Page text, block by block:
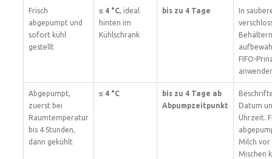
Frisch
abgepumpt und
sofort kühl
gestellt
≤ 4 °C, ideal
hinten im
Kühlschrank
bis zu 4 Tage
In
Behältern
FIFO-
Abgepumpt,
zuerst bei
Raumtemperatur
bis 4 Stunden,
dann gekühlt
≤ 4 °C
bis zu 4 Tage ab
Abpumpzeitpunkt
Datum
Uhrzeit.
Milch vor
Mischen